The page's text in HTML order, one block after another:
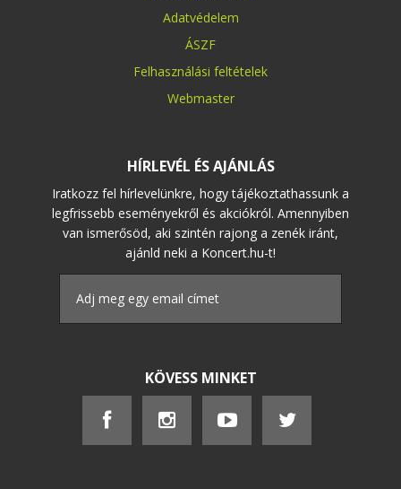
Adatvédelem
ÁSZF
Felhasználási feltételek
Webmaster
HÍRLEVÉL ÉS AJÁNLÁS
Iratkozz fel hírlevelünkre, hogy tájékoztathassunk a
legfrissebb eseményekről és akciókról. Amennyiben
van ismerősöd, aki szintén rajong a zenék iránt,
ajánld neki a Koncert.hu-t!
KÖVESS MINKET